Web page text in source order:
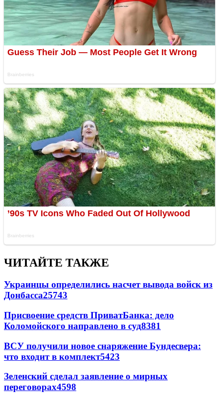
ЧИТАЙТЕ ТАКЖЕ
Украинцы определились насчет вывода войск из
Донбасса25743
Присвоение средств ПриватБанка: дело
Коломойского направлено в суд8381
ВСУ получили новое снаряжение Бундесвера:
что входит в комплект5423
Зеленский сделал заявление о мирных
переговорах4598